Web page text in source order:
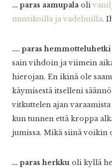
… paras aamupala oli
mustikoilla ja vadelmilla.
…. paras hemmotteluhetki
sain vihdoin ja viimein
hierojan. En ikinä ole
käymisestä itselleni
vitkuttelen ajan
kun tunnen että kroppa
jumissa. Mikä siinä voikin
… paras herkku oli kyllä